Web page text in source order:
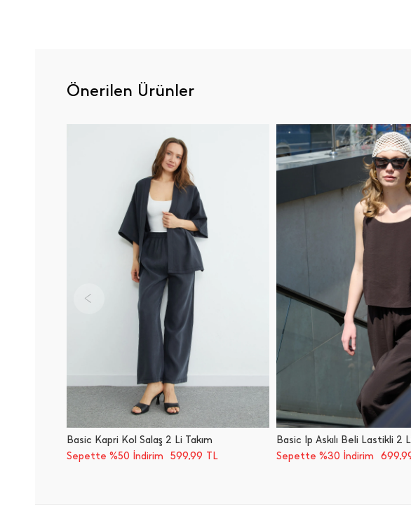
Önerilen Ürünler
Basic Kapri Kol Salaş 2 Li Takım
Sepette %50 İndirim
599,99 TL
Basic İ̇p Askılı Beli Lastikli 2
Sepette %30 İndirim